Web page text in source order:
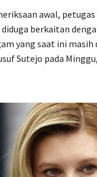
awal,
berkaitan
yang saat ini masih
Sutejo pada